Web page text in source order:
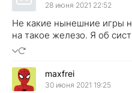
28 июня 2021 22:52
Не какие нынешние игры
на такое железо. Я об
maxfrei
30 июня 2021 19:25